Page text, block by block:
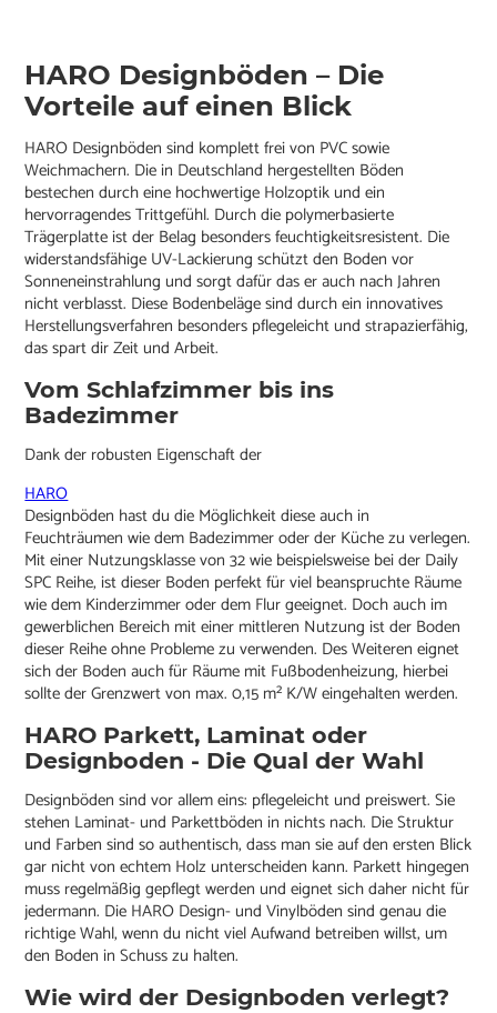
HARO Designböden – Die
Vorteile auf einen Blick
HARO Designböden sind komplett frei von PVC sowie
Weichmachern. Die in Deutschland hergestellten Böden
bestechen durch eine hochwertige Holzoptik und ein
hervorragendes Trittgefühl. Durch die polymerbasierte
Trägerplatte ist der Belag besonders feuchtigkeitsresistent. Die
widerstandsfähige UV-Lackierung schützt den Boden vor
Sonneneinstrahlung und sorgt dafür das er auch nach Jahren
nicht verblasst. Diese Bodenbeläge sind durch ein innovatives
Herstellungsverfahren besonders pflegeleicht und strapazierfähig,
das spart dir Zeit und Arbeit.
Vom Schlafzimmer bis ins
Badezimmer
Dank der robusten Eigenschaft der
HARO
Designböden hast du die Möglichkeit diese auch in
Feuchträumen wie dem Badezimmer oder der Küche zu verlegen.
Mit einer Nutzungsklasse von 32 wie beispielsweise bei der Daily
SPC Reihe, ist dieser Boden perfekt für viel beanspruchte Räume
wie dem Kinderzimmer oder dem Flur geeignet. Doch auch im
gewerblichen Bereich mit einer mittleren Nutzung ist der Boden
dieser Reihe ohne Probleme zu verwenden. Des Weiteren eignet
sich der Boden auch für Räume mit Fußbodenheizung, hierbei
sollte der Grenzwert von max. 0,15 m² K/W eingehalten werden.
HARO Parkett, Laminat oder
Designboden - Die Qual der Wahl
Designböden sind vor allem eins: pflegeleicht und preiswert. Sie
stehen Laminat- und Parkettböden in nichts nach. Die Struktur
und Farben sind so authentisch, dass man sie auf den ersten Blick
gar nicht von echtem Holz unterscheiden kann. Parkett hingegen
muss regelmäßig gepflegt werden und eignet sich daher nicht für
jedermann. Die HARO Design- und Vinylböden sind genau die
richtige Wahl, wenn du nicht viel Aufwand betreiben willst, um
den Boden in Schuss zu halten.
Wie wird der Designboden verlegt?